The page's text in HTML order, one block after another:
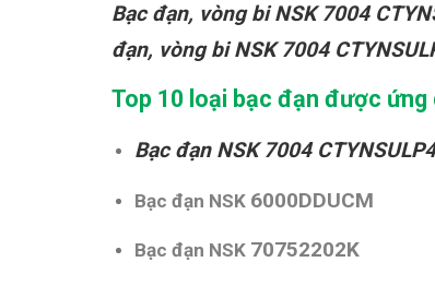
Bạc đạn, vòng bi NSK 7004
đạn, vòng biNSK 7004
Top 10 loại bạc đạn được ứng
Bạc đạn NSK7004 CTYNSULP4
Bạc đạn NSK 6000DDUCM
Bạc đạn NSK 70752202K